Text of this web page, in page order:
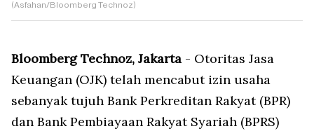
(Asfahan/Bloomberg Technoz)
Bloomberg Technoz, Jakarta - Otoritas Jasa
Keuangan (OJK) telah mencabut izin usaha
sebanyak tujuh Bank Perkreditan Rakyat (BPR)
dan Bank Pembiayaan Rakyat Syariah (BPRS)